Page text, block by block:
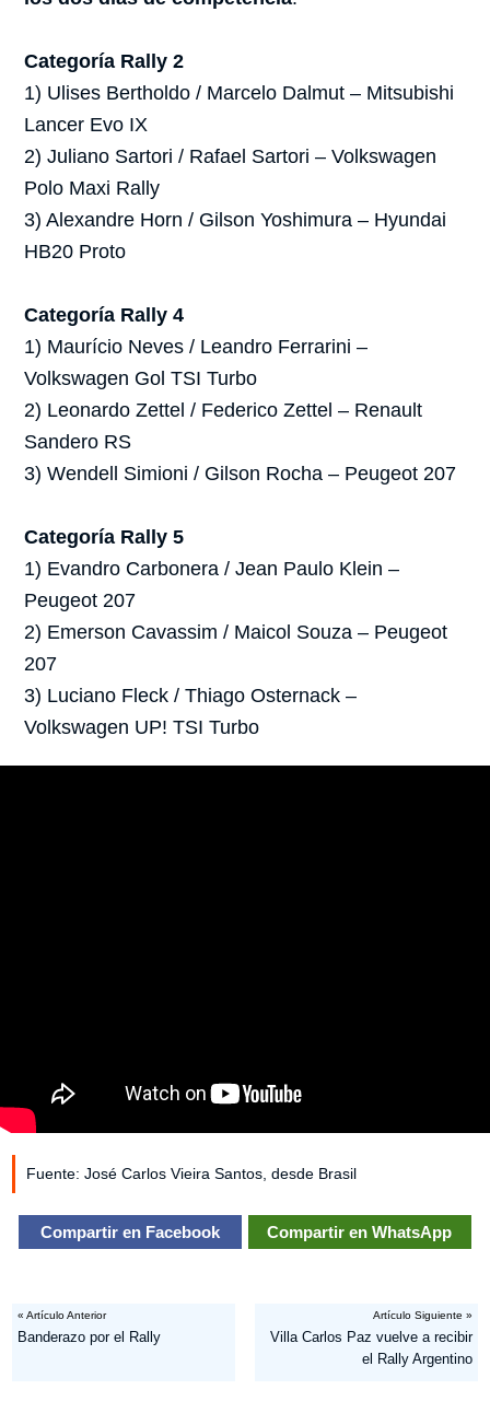
Categoría Rally 2
1) Ulises Bertholdo / Marcelo Dalmut – Mitsubishi
Lancer Evo IX
2) Juliano Sartori / Rafael Sartori – Volkswagen
Polo Maxi Rally
3) Alexandre Horn / Gilson Yoshimura – Hyundai
HB20 Proto
Categoría Rally 4
1) Maurício Neves / Leandro Ferrarini –
Volkswagen Gol TSI Turbo
2) Leonardo Zettel / Federico Zettel – Renault
Sandero RS
3) Wendell Simioni / Gilson Rocha – Peugeot 207
Categoría Rally 5
1) Evandro Carbonera / Jean Paulo Klein –
Peugeot 207
2) Emerson Cavassim / Maicol Souza – Peugeot
207
3) Luciano Fleck / Thiago Osternack –
Volkswagen UP! TSI Turbo
Fuente: José Carlos Vieira Santos, desde Brasil
Compartir en Facebook Compartir en WhatsApp
« Artículo Anterior
Banderazo por el Rally
Artículo Siguiente »
Villa Carlos Paz vuelve a recibir
el Rally Argentino